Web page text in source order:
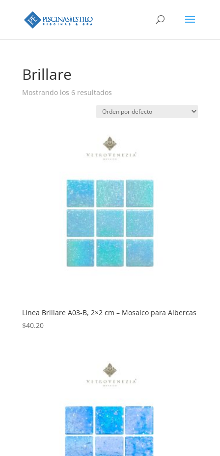
Brillare
Mostrando los 6 resultados
Línea Brillare A03-B, 2×2 cm – Mosaico para Albercas
$40.20